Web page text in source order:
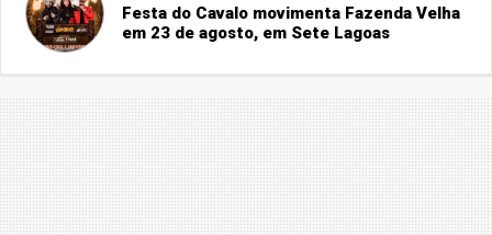
Festa do Cavalo movimenta Fazenda Velha
em 23 de agosto, em Sete Lagoas